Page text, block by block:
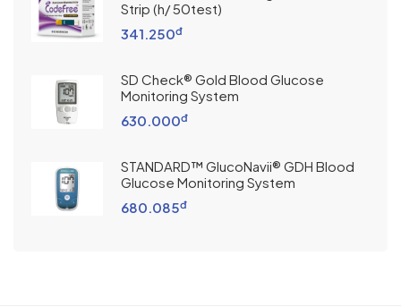
Strip (h/ 50test)
341.250đ
SD Check® Gold Blood Glucose
Monitoring System
630.000đ
STANDARD™ GlucoNavii® GDH Blood
Glucose Monitoring System
680.085đ